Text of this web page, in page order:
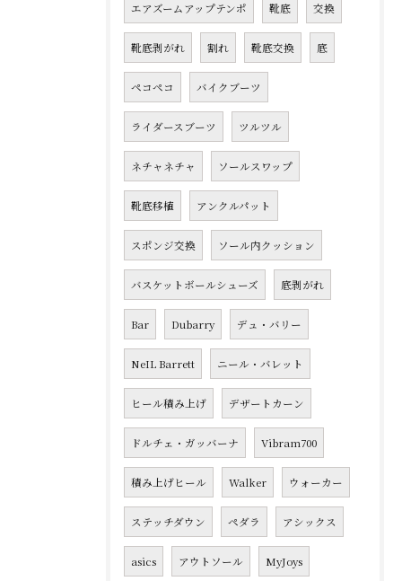
エアズームアップテンポ 靴底 交換
靴底剥がれ 割れ 靴底交換 底
ペコペコ バイクブーツ
ライダースブーツ ツルツル
ネチャネチャ ソールスワップ
靴底移植 アンクルパット
スポンジ交換 ソール内クッション
バスケットボールシューズ 底剥がれ
Bar Dubarry デュ・バリー
NeIL Barrett ニール・バレット
ヒール積み上げ デザートカーン
ドルチェ・ガッバーナ Vibram700
積み上げヒール Walker ウォーカー
ステッチダウン ペダラ アシックス
asics アウトソール MyJoys